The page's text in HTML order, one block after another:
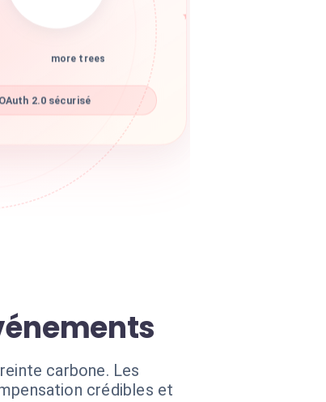
more trees
2.0 sécurisé
carbone. Les
crédibles et